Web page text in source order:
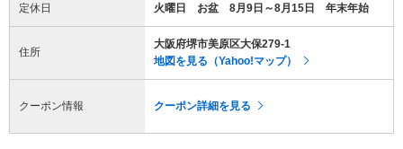
定休日 火曜日 お盆 8月9日～8月15日 年末年始
住所
大阪府堺市美原区大保279-1
地図を見る（Yahoo!マップ）
クーポン情報 クーポン詳細を見る